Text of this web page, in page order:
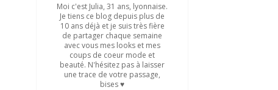
Moi c'est Julia, 31 ans, lyonnaise.
Je tiens ce blog depuis plus de
10 ans déjà et je suis très fière
de partager chaque semaine
avec vous mes looks et mes
coups de coeur mode et
beauté. N'hésitez pas à laisser
une trace de votre passage,
bises ♥